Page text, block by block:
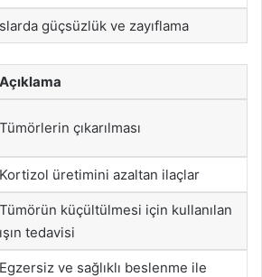
güçsüzlük ve zayıflama
Açıklama
Tümörlerin çıkarılması
Kortizol üretimini azaltan ilaçlar
Tümörün küçültülmesi için kullanılan
ışın tedavisi
Egzersiz ve sağlıklı beslenme ile